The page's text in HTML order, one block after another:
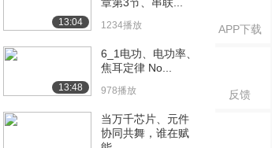
APP下载
反馈
课：电压源
[19] 哈尔滨工业大学公开
课：电流源
13:04 1234播放
13:48
6_1电功、电功率、
焦耳定律 No...
978播放
当万千芯片、元件
协同共舞，谁在赋